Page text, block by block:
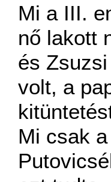
Mi a III.
nő lakott
és
volt, a
Mi csak